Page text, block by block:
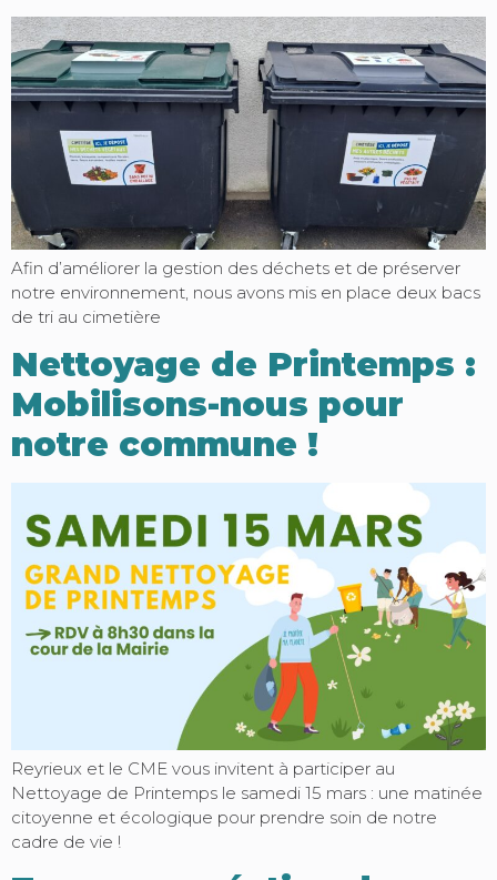
Afin d’améliorer la gestion des déchets et de préserver
notre environnement, nous avons mis en place deux bacs
de tri au cimetière
Nettoyage de Printemps :
Mobilisons-nous pour
notre commune !
Reyrieux et le CME vous invitent à participer au
Nettoyage de Printemps le samedi 15 mars : une matinée
citoyenne et écologique pour prendre soin de notre
cadre de vie !